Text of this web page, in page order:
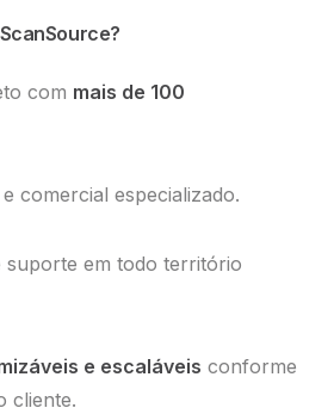
com mais de 100
comercial especializado.
suporte em todo território
e escaláveis conforme
cliente.